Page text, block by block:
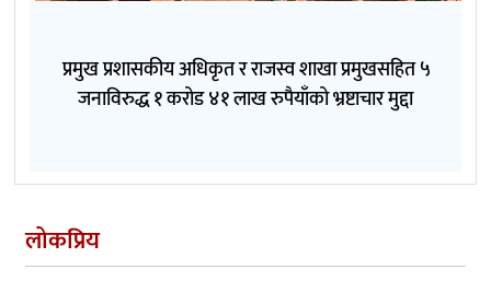
प्रमुख प्रशासकीय अधिकृत र राजस्व शाखा प्रमुखसहित ५
जनाविरुद्ध १ करोड ४१ लाख रुपैयाँको भ्रष्टाचार मुद्दा
लोकप्रिय